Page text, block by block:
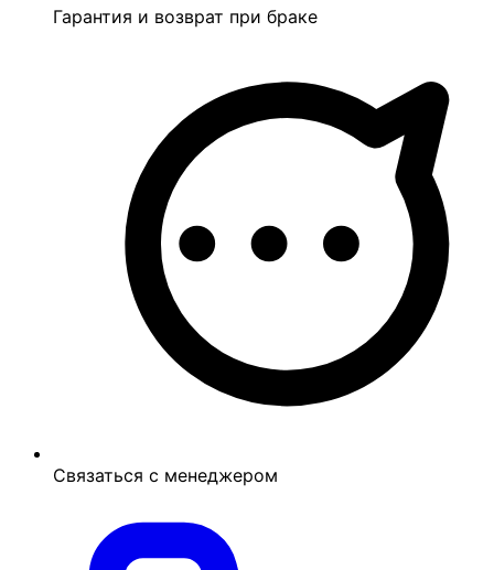
Гарантия и возврат при браке
Связаться с менеджером